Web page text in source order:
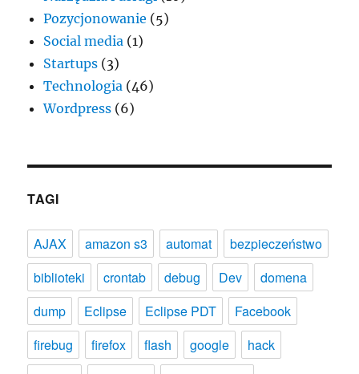
Pozycjonowanie (5)
Social media (1)
Startups (3)
Technologia (46)
Wordpress (6)
TAGI
AJAX amazon s3 automat
bezpieczeństwo
biblioteki
crontab debug Dev
domena
dump
Eclipse Eclipse PDT
Facebook
firebug
firefox flash google
hack